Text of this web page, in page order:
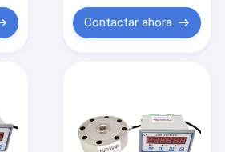
Contactar ahora